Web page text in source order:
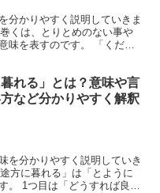
分かりやすく説明していきま
くは、とりとめのない事や
味を表すのです。 「くだを
暮れる」とは？意味や言
など分かりやすく解釈
を分かりやすく説明していき
方に暮れる」は「とように
。 1つ目は「どうすれば良い